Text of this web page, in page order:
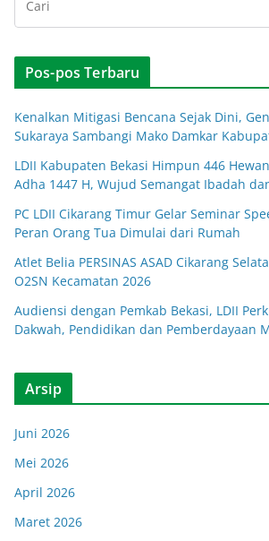
Pos-pos Terbaru
Kenalkan Mitigasi Bencana Sejak Dini,
Sukaraya Sambangi Mako Damkar
LDII Kabupaten Bekasi Himpun 446
Adha 1447 H, Wujud Semangat Ibadah
PC LDII Cikarang Timur Gelar Seminar
Peran Orang Tua Dimulai dari Rumah
Atlet Belia PERSINAS ASAD Cikarang
O2SN Kecamatan 2026
Audiensi dengan Pemkab Bekasi, LDII
Dakwah, Pendidikan dan Pemberdayaan
Arsip
Juni 2026
Mei 2026
April 2026
Maret 2026